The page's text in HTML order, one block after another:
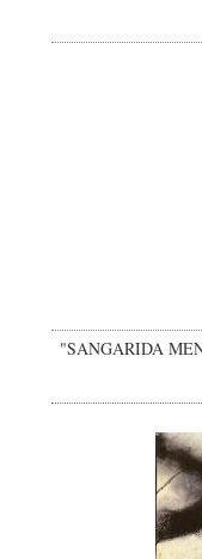
"SANGARIDA